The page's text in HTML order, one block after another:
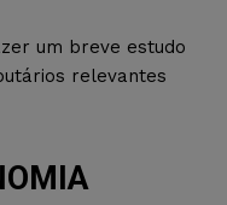
um breve estudo
relevantes